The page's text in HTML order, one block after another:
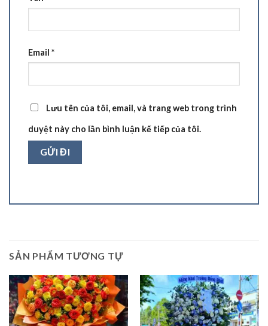
Email *
Lưu tên của tôi, email, và trang web trong trình
duyệt này cho lần bình luận kế tiếp của tôi.
SẢN PHẨM TƯƠNG TỰ